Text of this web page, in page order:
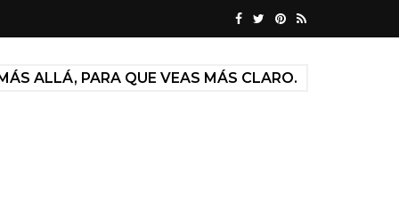
ALLÁ, PARA QUE VEAS MÁS CLARO.